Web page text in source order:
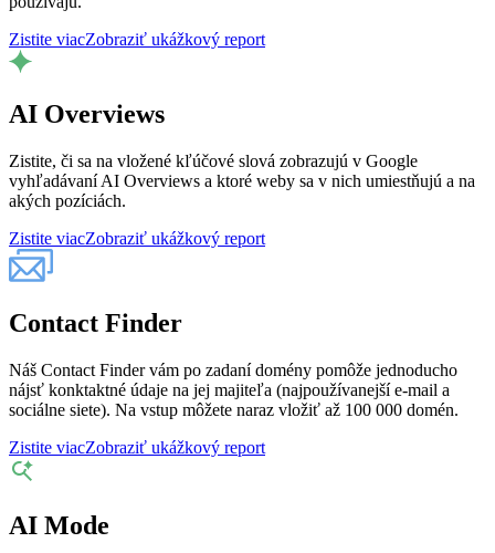
Zistite viacZobraziť ukážkový report
AI Overviews
Zistite, či sa na vložené kľúčové slová zobrazujú v Google
vyhľadávaní AI Overviews a ktoré weby sa v nich umiestňujú a na
akých pozíciách.
Zistite viacZobraziť ukážkový report
Contact Finder
Náš Contact Finder vám po zadaní domény pomôže jednoducho
nájsť konktaktné údaje na jej majiteľa (najpoužívanejší e-mail a
sociálne siete). Na vstup môžete naraz vložiť až 100 000 domén.
Zistite viacZobraziť ukážkový report
AI Mode